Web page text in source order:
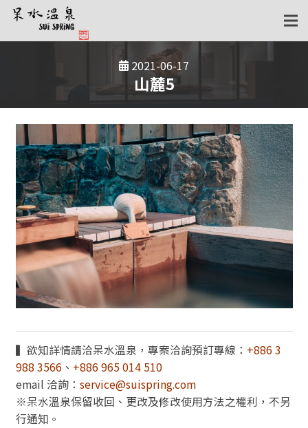
2021-06-17
山麓5
▍欲知詳情請洽呆水溫泉，專案洽詢預訂專線： +886 3
988 3566、 +886 965 014 510
email 洽詢： service@suispring.com
※呆水溫泉保留收回、更改及修改使用方法之權利，不另
行通知。